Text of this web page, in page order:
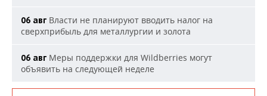
06 авг Власти не планируют вводить налог на
сверхприбыль для металлургии и золота
06 авг Меры поддержки для Wildberries могут
объявить на следующей неделе